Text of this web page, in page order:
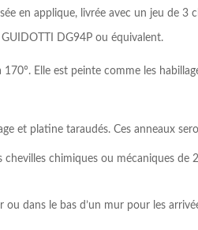
en applique, livrée avec un jeu de 3
DG94P ou équivalent.
Elle est peinte comme les
et platine taraudés. Ces anneaux
chevilles chimiques ou mécaniques de
ou dans le bas d’un mur pour les